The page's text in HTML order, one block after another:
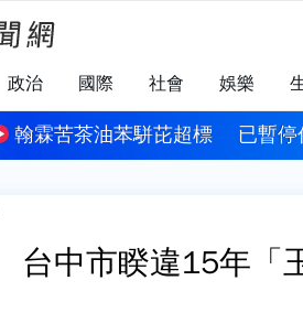
政治 國際 社會 娛樂
翰霖苦茶油苯駢芘超標 已暫停
台中市睽違15年「